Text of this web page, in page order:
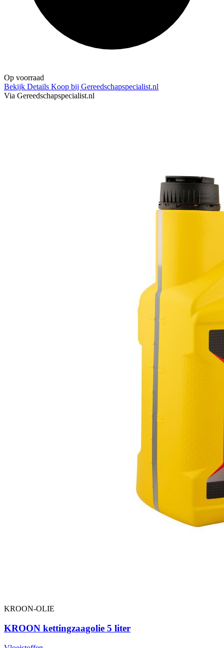
Op voorraad
Bekijk Details Koop bij Gereedschapspecialist.nl
Via Gereedschapspecialist.nl
KROON-OLIE
KROON kettingzaagolie 5 liter